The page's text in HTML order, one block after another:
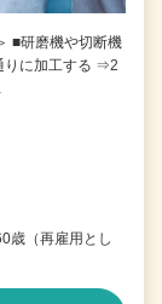
■研磨機や切断機
りに加工する ⇒2
（再雇用とし